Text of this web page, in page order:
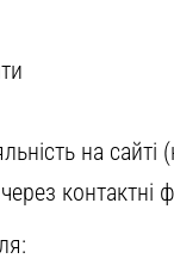
на
контактні